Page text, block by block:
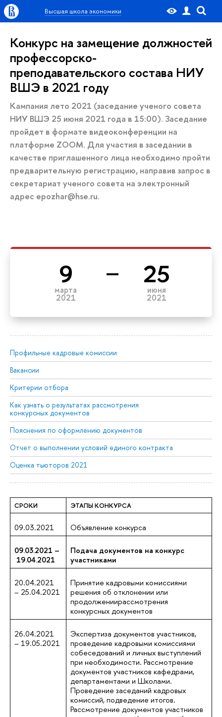
Высшая школа экономики
Конкурс на замещение должностей
профессорско-
преподавательского состава НИУ
ВШЭ в 2021 году
Кампания лето 2021 (заседание ученого совета
НИУ ВШЭ 25 июня 2021 года в 15:00). Заседание
пройдет в формате видеоконференции на
платформе ZOOM. Для участия в заседании в
качестве приглашенного лица необходимо пройти
предварительную регистрацию, направив запрос в
секретариат ученого совета на электронный
адрес epozhar@hse.ru.
9
марта
2021
25
июня
2021
Профильные кадровые комиссии
Вакансии
Критерии отбора
Как узнать о результатах рассмотрения
конкурсных документов
Пояснения по оформлению документов
Отчет о выполнении условий единого контракта
Оценка тьюторов 2021
СРОКИ ЭТАПЫ КОНКУРСА
09.03.2021 Объявление конкурса
09.03.2021 –
19.04.2021
Подача документов на конкурс
участниками
20.04.2021
– 25.04.2021
Принятие кадровыми комиссиями
решения об отклонении или
продолжениирассмотрения
конкурсных документов
26.04.2021
– 19.05.2021
Экспертиза документов участников,
проведение кадровыми комиссиями
собеседований и личных выступлений
при необходимости. Рассмотрение
документов участников кафедрами,
департаментами и Школами.
Проведение заседаний кадровых
комиссий, подведение итогов.
Рассмотрение документов участников